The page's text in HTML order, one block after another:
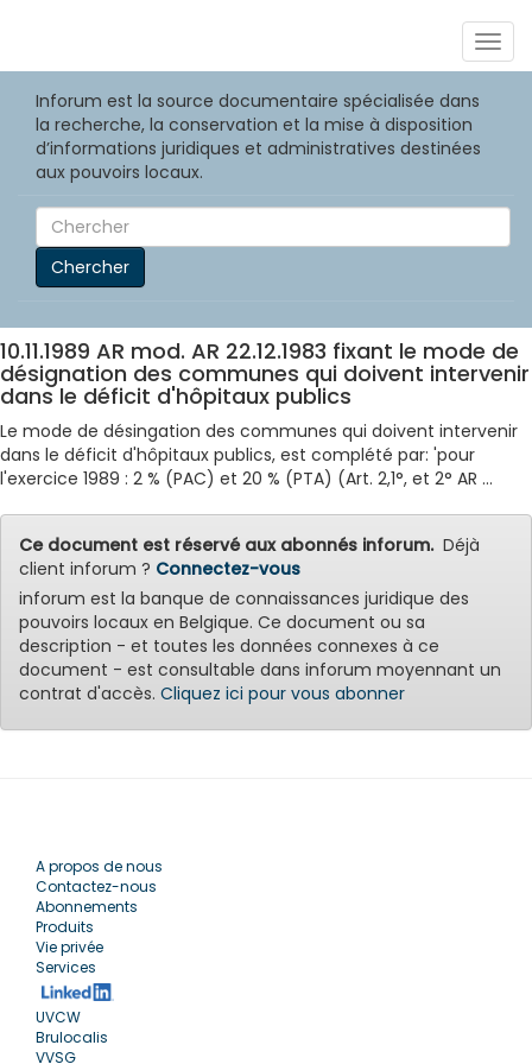
Inforum est la source documentaire spécialisée dans
la recherche, la conservation et la mise à disposition
d’informations juridiques et administratives destinées
aux pouvoirs locaux.
Chercher
10.11.1989 AR mod. AR 22.12.1983 fixant le mode de
désignation des communes qui doivent intervenir
dans le déficit d'hôpitaux publics
Le mode de désingation des communes qui doivent intervenir
dans le déficit d'hôpitaux publics, est complété par: 'pour
l'exercice 1989 : 2 % (PAC) et 20 % (PTA) (Art. 2,1°, et 2° AR ...
Ce document est réservé aux abonnés inforum.Déjà
client inforum ? Connectez-vous
inforum est la banque de connaissances juridique des
pouvoirs locaux en Belgique. Ce document ou sa
description - et toutes les données connexes à ce
document - est consultable dans inforum moyennant un
contrat d'accès. Cliquez ici pour vous abonner
A propos de nous
Contactez-nous
Abonnements
Produits
Vie privée
Services
UVCW
Brulocalis
VVSG